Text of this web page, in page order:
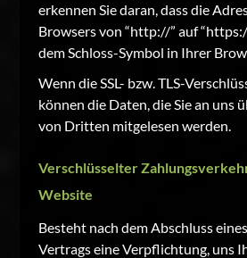
erkennen Sie daran, dass die
Browsers von “http://” auf
dem Schloss-Symbol in Ihrer
Wenn die SSL- bzw. TLS-
können die Daten, die Sie an uns
von Dritten mitgelesen werden.
Verschlüsselter
Website
Besteht nach dem Abschluss
Vertrags eine Verpflichtung, uns